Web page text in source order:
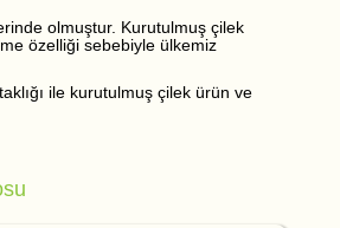
olmuştur. Kurutulmuş çilek
özelliği sebebiyle ülkemiz
ile kurutulmuş çilek ürün ve